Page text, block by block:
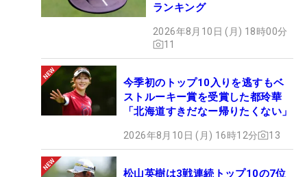
ランキング
2026年8月10日 (月) 18時00分
11
今季初のトップ10入りを逃すもベ
ストルーキー賞を受賞した都玲華
「北海道すきだなー帰りたくない」
2026年8月10日 (月) 16時12分 13
松山英樹は3戦連続トップ10の7位